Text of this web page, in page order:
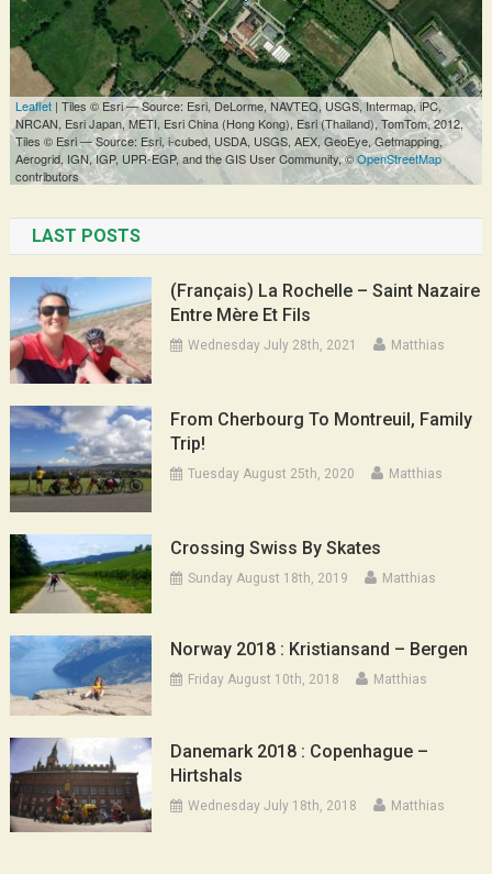
LAST POSTS
(Français) La Rochelle – Saint Nazaire
Entre Mère Et Fils
Wednesday July 28th, 2021 Matthias
From Cherbourg To Montreuil, Family
Trip!
Tuesday August 25th, 2020 Matthias
Crossing Swiss By Skates
Sunday August 18th, 2019 Matthias
Norway 2018 : Kristiansand – Bergen
Friday August 10th, 2018 Matthias
Danemark 2018 : Copenhague –
Hirtshals
Wednesday July 18th, 2018 Matthias